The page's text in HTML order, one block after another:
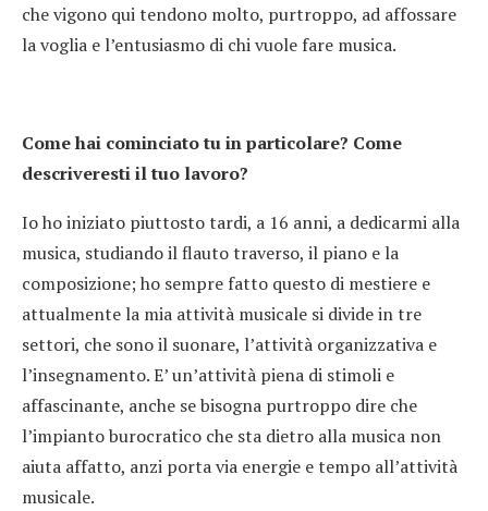
che vigono qui tendono molto, purtroppo, ad affossare
la voglia e l’entusiasmo di chi vuole fare musica.
Come hai cominciato tu in particolare? Come
descriveresti il tuo lavoro?
Io ho iniziato piuttosto tardi, a 16 anni, a dedicarmi alla
musica, studiando il flauto traverso, il piano e la
composizione; ho sempre fatto questo di mestiere e
attualmente la mia attività musicale si divide in tre
settori, che sono il suonare, l’attività organizzativa e
l’insegnamento. E’ un’attività piena di stimoli e
affascinante, anche se bisogna purtroppo dire che
l’impianto burocratico che sta dietro alla musica non
aiuta affatto, anzi porta via energie e tempo all’attività
musicale.